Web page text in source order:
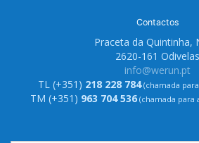
Contactos
Praceta da Quintinha,
2620-161 Odivelas
info@werun.pt
TL (+351) 218 228 784(chamada
TM (+351) 963 704 536 (chamada